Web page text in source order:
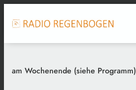
am Wochenende (siehe Programm)